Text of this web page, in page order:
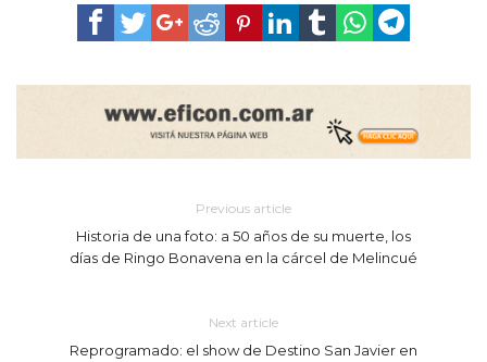
Previous article
Historia de una foto: a 50 años de su muerte, los
días de Ringo Bonavena en la cárcel de Melincué
Next article
Reprogramado: el show de Destino San Javier en